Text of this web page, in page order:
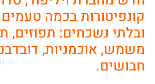
קונפיטורות בכמה
ובלתי נשכחים: תפוזים,
משמש, אוכמניות,
חבושים.